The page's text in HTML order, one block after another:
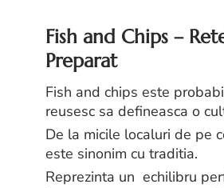
Fish and Chips –
Preparat
Fish and chips este
reusesc sa defineasca o
De la micile localuri de pe
este sinonim cu traditia.
Reprezinta un echilibru